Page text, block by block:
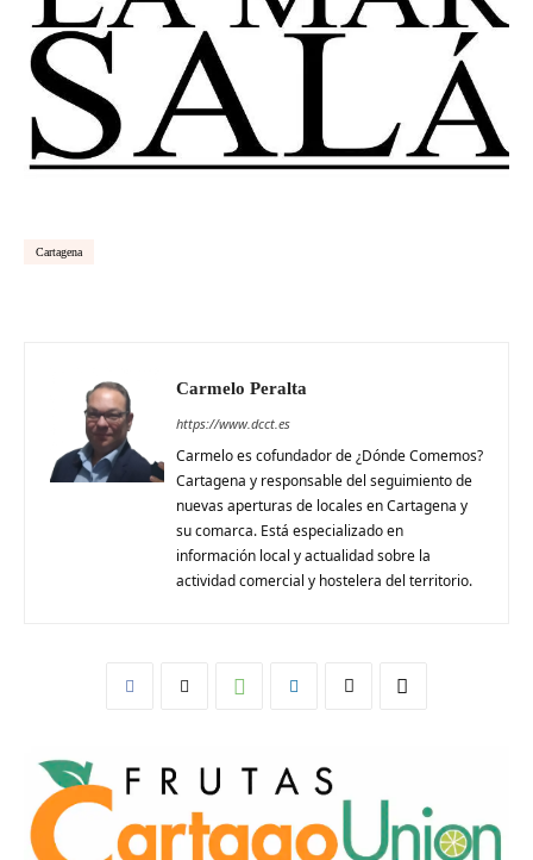
Cartagena
Carmelo Peralta
https://www.dcct.es
Carmelo es cofundador de ¿Dónde Comemos?
Cartagena y responsable del seguimiento de
nuevas aperturas de locales en Cartagena y
su comarca. Está especializado en
información local y actualidad sobre la
actividad comercial y hostelera del territorio.